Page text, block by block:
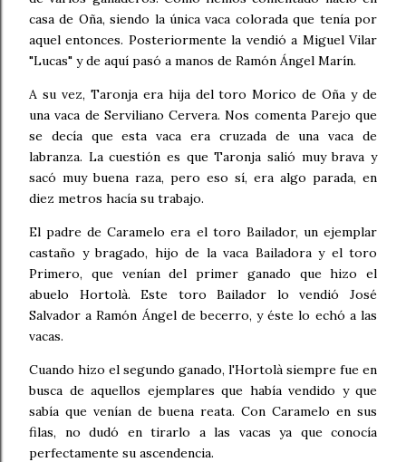
casa de Oña, siendo la única vaca colorada que tenía por
aquel entonces. Posteriormente la vendió a Miguel Vilar
"Lucas" y de aquí pasó a manos de Ramón Ángel Marín.
A su vez, Taronja era hija del toro Morico de Oña y de
una vaca de Serviliano Cervera. Nos comenta Parejo que
se decía que esta vaca era cruzada de una vaca de
labranza. La cuestión es que Taronja salió muy brava y
sacó muy buena raza, pero eso sí, era algo parada, en
diez metros hacía su trabajo.
El padre de Caramelo era el toro Bailador, un ejemplar
castaño y bragado, hijo de la vaca Bailadora y el toro
Primero, que venían del primer ganado que hizo el
abuelo Hortolà. Este toro Bailador lo vendió José
Salvador a Ramón Ángel de becerro, y éste lo echó a las
vacas.
Cuando hizo el segundo ganado, l'Hortolà siempre fue en
busca de aquellos ejemplares que había vendido y que
sabía que venían de buena reata. Con Caramelo en sus
filas, no dudó en tirarlo a las vacas ya que conocía
perfectamente su ascendencia.